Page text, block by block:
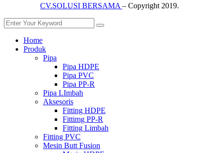
CV.SOLUSI BERSAMA – Copyright 2019.
Home
Produk
Pipa
Pipa HDPE
Pipa PVC
Pipa PP-R
Pipa LImbah
Aksesoris
Fitting HDPE
Fittimg PP-R
Fitting Limbah
Fitting PVC
Mesin Butt Fusion